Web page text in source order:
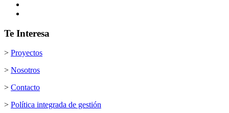
Te Interesa
> Proyectos
> Nosotros
> Contacto
> Política integrada de gestión